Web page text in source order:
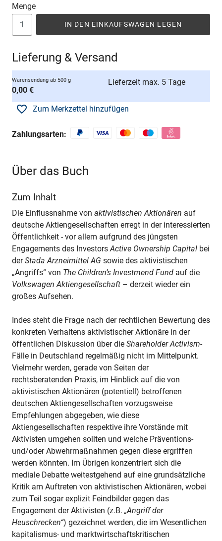
Menge
IN DEN EINKAUFSWAGEN LEGEN
Lieferung & Versand
Warensendung ab 500 g
0,00 €
Lieferzeit max. 5 Tage
Zum Merkzettel hinzufügen
Zahlungsarten:
Über das Buch
Zum Inhalt
Die Einflussnahme von aktivistischen Aktionären auf
deutsche Aktiengesellschaften erregt in der interessierten
Öffentlichkeit - vor allem aufgrund des jüngsten
Engagements des InvestorsActive Ownership Capital bei
derStada Arzneimittel AG sowie des aktivistischen
„Angriffs“ von The Children’s Investmend Fund auf die
Volkswagen Aktiengesellschaft – derzeit wieder ein
großes Aufsehen.
Indes steht die Frage nach der rechtlichen Bewertung des
konkreten Verhaltens aktivistischer Aktionäre in der
öffentlichen Diskussion über die Shareholder Activism-
Fälle in Deutschland regelmäßig nicht im Mittelpunkt.
Vielmehr werden, gerade von Seiten der
rechtsberatenden Praxis, im Hinblick auf die von
aktivistischen Aktionären (potentiell) betroffenen
deutschen Aktiengesellschaften vorzugsweise
Empfehlungen abgegeben, wie diese
Aktiengesellschaften respektive ihre Vorstände mit
Aktivisten umgehen sollten und welche Präventions-
und/oder Abwehrmaßnahmen gegen diese ergriffen
werden könnten. Im Übrigen konzentriert sich die
mediale Debatte weitestgehend auf eine grundsätzliche
Kritik am Auftreten von aktivistischen Aktionären, wobei
zum Teil sogar explizit Feindbilder gegen das
Engagement der Aktivisten (z.B. „Angriff der
Heuschrecken“) gezeichnet werden, die im Wesentlichen
kapitalismus- und marktwirtschaftskritischen